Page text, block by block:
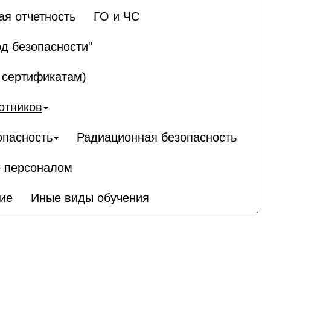
отчетность ГО и ЧС
безопасности"
Радиационная безопасность
персоналом
Иные виды обучения